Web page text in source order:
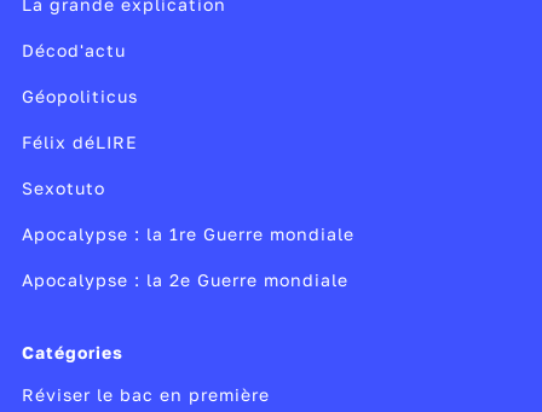
La grande explication
Décod'actu
Géopoliticus
Félix déLIRE
Sexotuto
Apocalypse : la 1re Guerre mondiale
Apocalypse : la 2e Guerre mondiale
Catégories
Réviser le bac en première